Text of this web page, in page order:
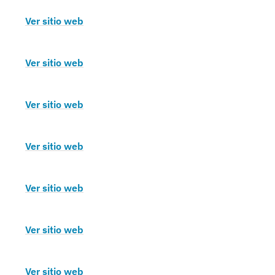
Ver sitio web
Ver sitio web
Ver sitio web
Ver sitio web
Ver sitio web
Ver sitio web
Ver sitio web